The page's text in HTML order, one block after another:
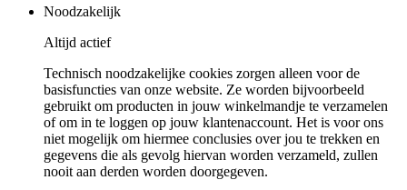
Noodzakelijk
Altijd actief
Technisch noodzakelijke cookies zorgen alleen voor de
basisfuncties van onze website. Ze worden bijvoorbeeld
gebruikt om producten in jouw winkelmandje te verzamelen
of om in te loggen op jouw klantenaccount. Het is voor ons
niet mogelijk om hiermee conclusies over jou te trekken en
gegevens die als gevolg hiervan worden verzameld, zullen
nooit aan derden worden doorgegeven.